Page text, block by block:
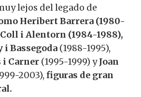
lejos del legado de
Heribert Barrera (1980-
i Alentorn (1984-1988),
i Bassegoda (1988-1995),
i Carner (1995-1999) yJoan
2003), figuras de gran